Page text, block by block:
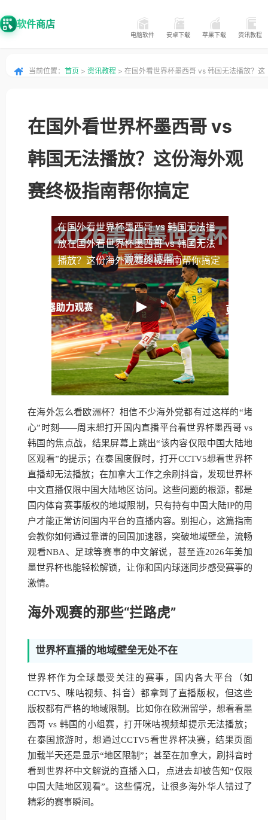
软件商店
电脑软件 安卓下载 苹果下载 资讯教程
当前位置： 首页 > 资讯教程 > 在国外看世界杯墨西哥 vs 韩国无法播放？这
在国外看世界杯墨西哥 vs
韩国无法播放？这份海外观
赛终极指南帮你搞定
在国外看世界杯墨西哥 vs 韩国无法播
放在国外看世界杯墨西哥 vs 韩国无法
播放？这份海外观赛终极指南帮你搞定
在海外怎么看欧洲杯？相信不少海外党都有过这样的“堵
心”时刻——周末想打开国内直播平台看世界杯墨西哥 vs
韩国的焦点战，结果屏幕上跳出“该内容仅限中国大陆地
区观看”的提示；在泰国度假时，打开CCTV5想看世界杯
直播却无法播放；在加拿大工作之余刷抖音，发现世界杯
中文直播仅限中国大陆地区访问。这些问题的根源，都是
国内体育赛事版权的地域限制，只有持有中国大陆IP的用
户才能正常访问国内平台的直播内容。别担心，这篇指南
会教你如何通过靠谱的回国加速器，突破地域壁垒，流畅
观看NBA、足球等赛事的中文解说，甚至连2026年美加
墨世界杯也能轻松解锁，让你和国内球迷同步感受赛事的
激情。
海外观赛的那些“拦路虎”
世界杯直播的地域壁垒无处不在
世界杯作为全球最受关注的赛事，国内各大平台（如
CCTV5、咪咕视频、抖音）都拿到了直播版权，但这些
版权都有严格的地域限制。比如你在欧洲留学，想看看墨
西哥 vs 韩国的小组赛，打开咪咕视频却提示无法播放；
在泰国旅游时，想通过CCTV5看世界杯决赛，结果页面
加载半天还是显示“地区限制”；甚至在加拿大，刷抖音时
看到世界杯中文解说的直播入口，点进去却被告知“仅限
中国大陆地区观看”。这些情况，让很多海外华人错过了
精彩的赛事瞬间。